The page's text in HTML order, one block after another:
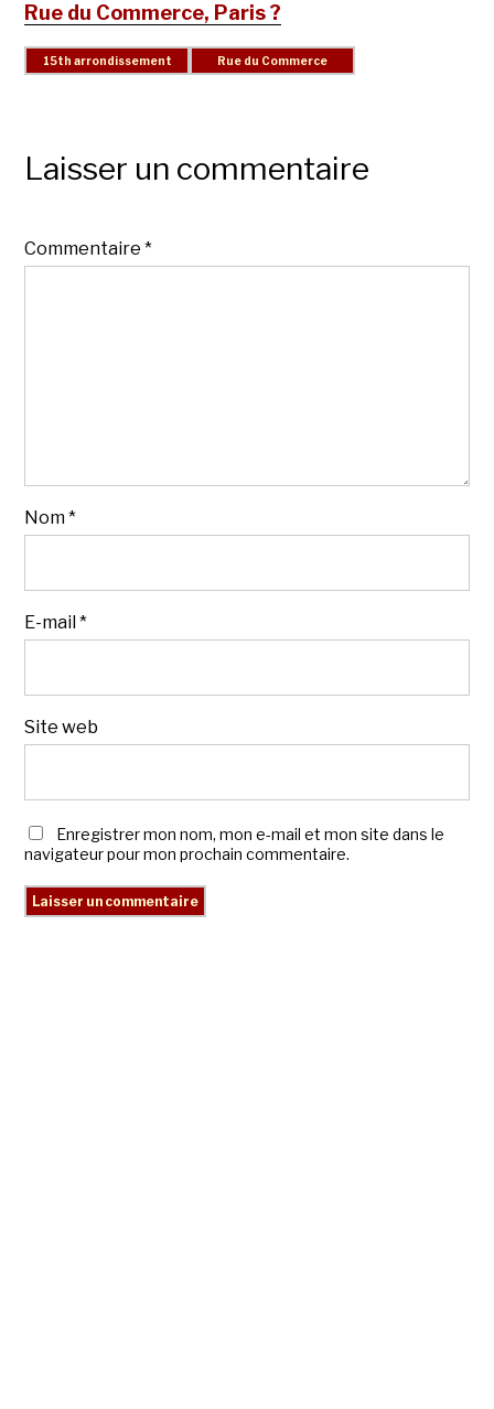
Rue du Commerce, Paris ?
Laisser un commentaire
Commentaire*
Nom*
E-mail*
Site web
Enregistrer mon nom, mon e-mail et mon site dans le
navigateur pour mon prochain commentaire.